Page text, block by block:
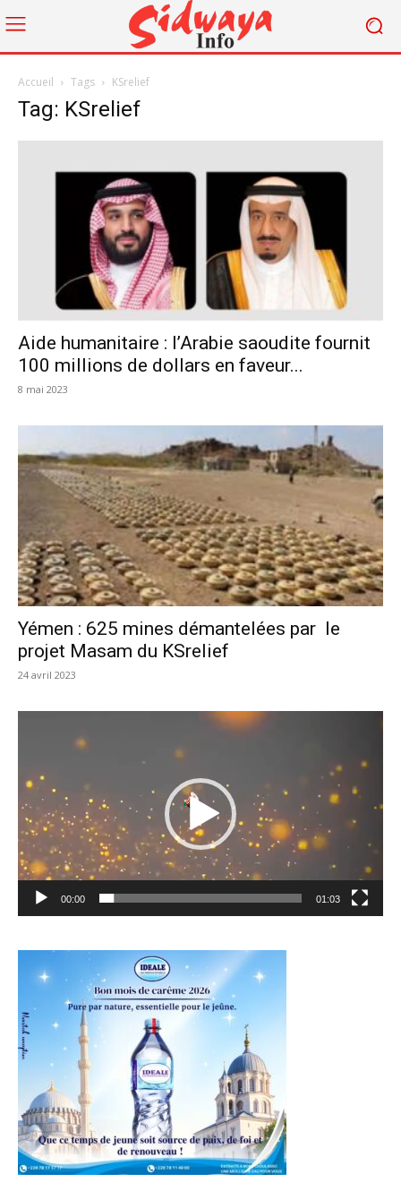
Accueil Tags KSrelief
Tag: KSrelief
Aide humanitaire : l’Arabie saoudite fournit
100 millions de dollars en faveur...
8 mai 2023
Yémen : 625 mines démantelées par le
projet Masam du KSrelief
24 avril 2023
00:00 01:03